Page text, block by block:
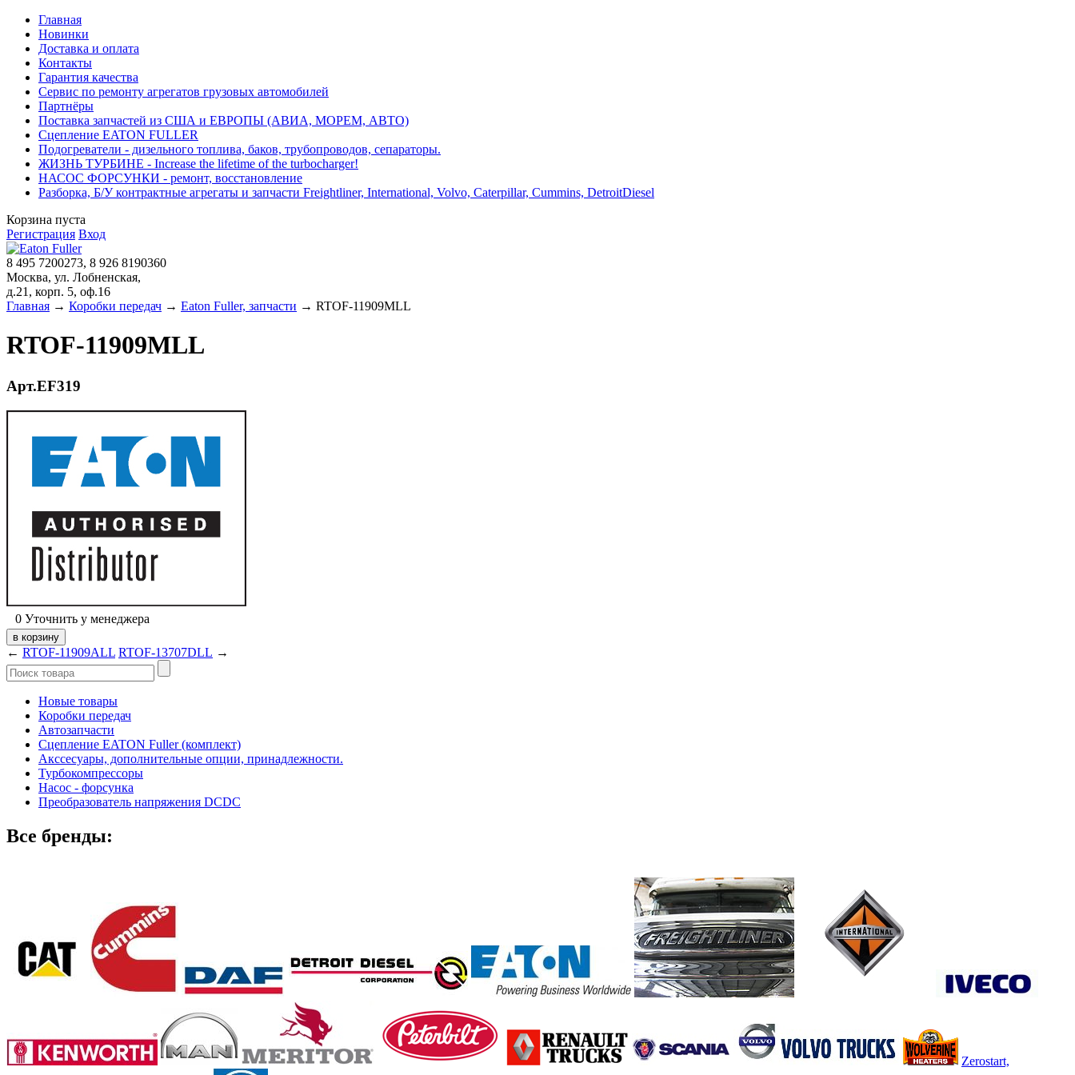
Главная
Новинки
Доставка и оплата
Контакты
Гарантия качества
Сервис по ремонту агрегатов грузовых автомобилей
Партнёры
Поставка запчастей из США и ЕВРОПЫ (АВИА, МОРЕМ, АВТО)
Сцепление EATON FULLER
Подогреватели - дизельного топлива, баков, трубопроводов, сепараторы.
ЖИЗНЬ ТУРБИНЕ - Increase the lifetime of the turbocharger!
НАСОС ФОРСУНКИ - ремонт, восстановление
Разборка, Б/У контрактные агрегаты и запчасти Freightliner, International, Volvo, Caterpillar, Cummins, DetroitDiesel
Корзина пуста
Регистрация Вход
8 495 7200273, 8 926 8190360
Москва, ул. Лобненская,
д.21, корп. 5, оф.16
Главная → Коробки передач → Eaton Fuller, запчасти → RTOF-11909MLL
RTOF-11909MLL
Арт.EF319
0 Уточнить у менеджера
← RTOF-11909ALL RTOF-13707DLL →
Новые товары
Коробки передач
Автозапчасти
Сцепление EATON Fuller (комплект)
Акссесуары, дополнительные опции, принадлежности.
Турбокомпрессоры
Насос - форсунка
Преобразователь напряжения DCDC
Все бренды:
Zerostart,